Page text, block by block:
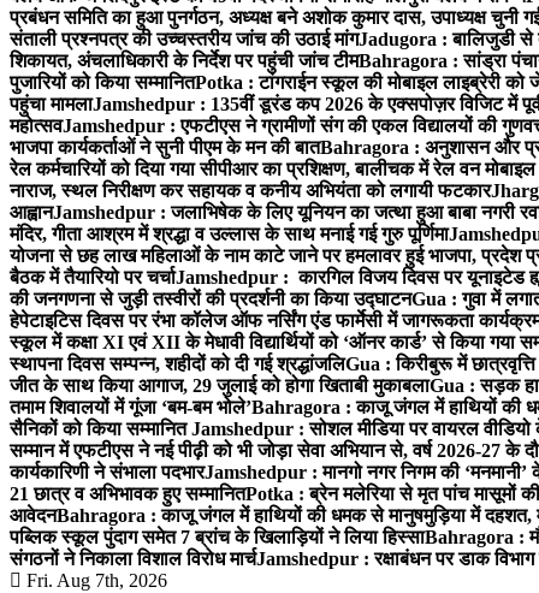
प्रबंधन समिति का हुआ पुनर्गठन, अध्यक्ष बने अशोक कुमार दास, उपाध्यक्ष चुनी
संताली प्रश्नपत्र की उच्चस्तरीय जांच की उठाई मांगJadugora : बालिजुडी से
शिकायत, अंचलाधिकारी के निर्देश पर पहुंची जांच टीमBahragora : सांड्रा
पुजारियों को किया सम्मानितPotka : टांगराईन स्कूल की मोबाइल लाइब्रेरी
पहुंचा मामलाJamshedpur : 135वीं डूरंड कप 2026 के एक्सपोज़र विजिट में
महोत्सवJamshedpur : एफटीएस ने ग्रामीणों संग की एकल विद्यालयों की
भाजपा कार्यकर्ताओं ने सुनी पीएम के मन की बातBahragora : अनुशासन और
रेल कर्मचारियों को दिया गया सीपीआर का प्रशिक्षण, बालीचक में रेल वन
नाराज, स्थल निरीक्षण कर सहायक व कनीय अभियंता को लगायी फटकार
आह्वानJamshedpur : जलाभिषेक के लिए यूनियन का जत्था हुआ बाबा नगरी
मंदिर, गीता आश्रम में श्रद्धा व उल्लास के साथ मनाई गई गुरु पूर्णिमा
योजना से छह लाख महिलाओं के नाम काटे जाने पर हमलावर हुई भाजपा, प्रदेश
बैठक में तैयारियो पर चर्चाJamshedpur : कारगिल विजय दिवस पर यूनाइटेड
की जनगणना से जुड़ी तस्वीरों की प्रदर्शनी का किया उद्घाटनGua : गुवा में
हेपेटाइटिस दिवस पर रंभा कॉलेज ऑफ नर्सिंग एंड फार्मेसी में जागरूकता
स्कूल में कक्षा XI एवं XII के मेधावी विद्यार्थियों को ‘ऑनर कार्ड’ से किया गया
स्थापना दिवस सम्पन्न, शहीदों को दी गई श्रद्धांजलिGua : किरीबुरू में
जीत के साथ किया आगाज, 29 जुलाई को होगा खिताबी मुकाबलाGua : सड़क
तमाम शिवालयों में गूंजा ‘बम-बम भोले’Bahragora : काजू जंगल में हाथियों की
सैनिकों को किया सम्मानितJamshedpur : सोशल मीडिया पर वायरल
सम्मान में एफटीएस ने नई पीढ़ी को भी जोड़ा सेवा अभियान से, वर्ष 2026-27 के
कार्यकारिणी ने संभाला पदभारJamshedpur : मानगो नगर निगम की
21 छात्र व अभिभावक हुए सम्मानितPotka : ब्रेन मलेरिया से मृत पांच मासूमों
आवेदनBahragora : काजू जंगल में हाथियों की धमक से मानुषमुड़िया में दहशत,
पब्लिक स्कूल पुंदाग समेत 7 ब्रांच के खिलाड़ियों ने लिया हिस्साBahragora :
संगठनों ने निकाला विशाल विरोध मार्चJamshedpur : रक्षाबंधन पर डाक
Fri. Aug 7th, 2026